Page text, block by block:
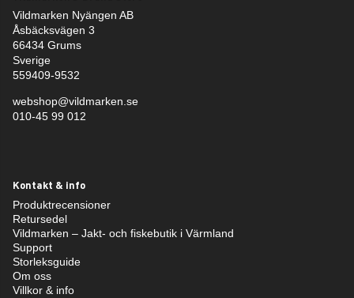
Vildmarken Nyängen AB
Åsbäcksvägen 3
66434 Grums
Sverige
559409-9532
webshop@vildmarken.se
010-45 99 012
Kontakt & info
Produktrecensioner
Retursedel
Vildmarken – Jakt- och fiskebutik i Värmland
Support
Storleksguide
Om oss
Villkor & info